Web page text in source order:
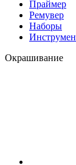
Праймер
Ремувер
Наборы
Окрашивание